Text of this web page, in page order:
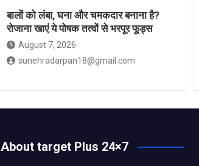
बालों को लंबा, घना और चमकदार बनाना है?
रोजाना खाएं ये पोषक तत्वों से भरपूर फूड्स
August 7, 2026
sunehradarpan18@gmail.com
About target Plus 24×7